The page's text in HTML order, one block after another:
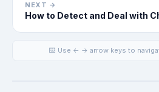
NEXT →
How to Detect and Deal with
⌨️ Use ← → arrow keys to